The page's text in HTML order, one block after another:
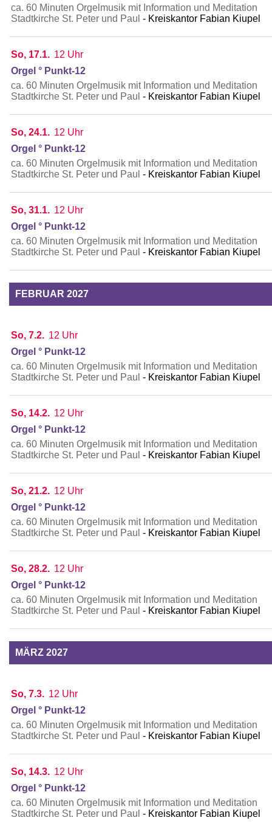
ca. 60 Minuten Orgelmusik mit Information und Meditation
Stadtkirche St. Peter und Paul
Kreiskantor Fabian Kiupel
So, 17.1. 12 Uhr
Orgel ° Punkt-12
ca. 60 Minuten Orgelmusik mit Information und Meditation
Stadtkirche St. Peter und Paul
Kreiskantor Fabian Kiupel
So, 24.1. 12 Uhr
Orgel ° Punkt-12
ca. 60 Minuten Orgelmusik mit Information und Meditation
Stadtkirche St. Peter und Paul
Kreiskantor Fabian Kiupel
So, 31.1. 12 Uhr
Orgel ° Punkt-12
ca. 60 Minuten Orgelmusik mit Information und Meditation
Stadtkirche St. Peter und Paul
Kreiskantor Fabian Kiupel
FEBRUAR 2027
So, 7.2. 12 Uhr
Orgel ° Punkt-12
ca. 60 Minuten Orgelmusik mit Information und Meditation
Stadtkirche St. Peter und Paul
Kreiskantor Fabian Kiupel
So, 14.2. 12 Uhr
Orgel ° Punkt-12
ca. 60 Minuten Orgelmusik mit Information und Meditation
Stadtkirche St. Peter und Paul
Kreiskantor Fabian Kiupel
So, 21.2. 12 Uhr
Orgel ° Punkt-12
ca. 60 Minuten Orgelmusik mit Information und Meditation
Stadtkirche St. Peter und Paul
Kreiskantor Fabian Kiupel
So, 28.2. 12 Uhr
Orgel ° Punkt-12
ca. 60 Minuten Orgelmusik mit Information und Meditation
Stadtkirche St. Peter und Paul
Kreiskantor Fabian Kiupel
MÄRZ 2027
So, 7.3. 12 Uhr
Orgel ° Punkt-12
ca. 60 Minuten Orgelmusik mit Information und Meditation
Stadtkirche St. Peter und Paul
Kreiskantor Fabian Kiupel
So, 14.3. 12 Uhr
Orgel ° Punkt-12
ca. 60 Minuten Orgelmusik mit Information und Meditation
Stadtkirche St. Peter und Paul
Kreiskantor Fabian Kiupel